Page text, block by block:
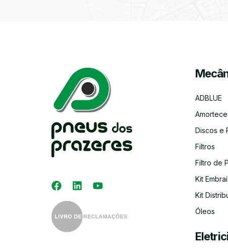
ADBLUE
Discos e
Filtros
Filtro de
Kit
Kit
Óleos